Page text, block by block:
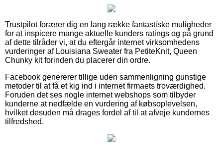
Trustpilot forærer dig en lang række fantastiske muligheder
for at inspicere mange aktuelle kunders ratings og på grund
af dette tilråder vi, at du eftergår internet virksomhedens
vurderinger af Louisiana Sweater fra PetiteKnit, Queen
Chunky kit forinden du placerer din ordre.
Facebook genererer tillige uden sammenligning gunstige
metoder til at få et kig ind i internet firmaets troværdighed.
Foruden det ses nogle internet webshops som tilbyder
kunderne at nedfælde en vurdering af købsoplevelsen,
hvilket desuden må drages fordel af til at afveje kundernes
tilfredshed.